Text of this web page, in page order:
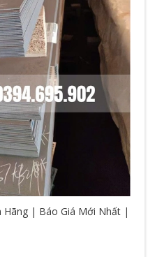
Hãng | Báo Giá Mới Nhất |